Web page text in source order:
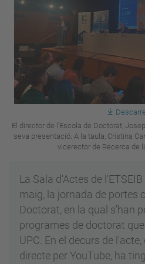
El director de l'Escola de Doctorat,
seva presentació. A la taula, Cristina
vicerector de Recerca de
La Sala d'Actes de
maig, la jornada de portes
Doctorat, en la qual s'han
programes de doctorat
UPC. En el decurs de
directe per YouTube, ha